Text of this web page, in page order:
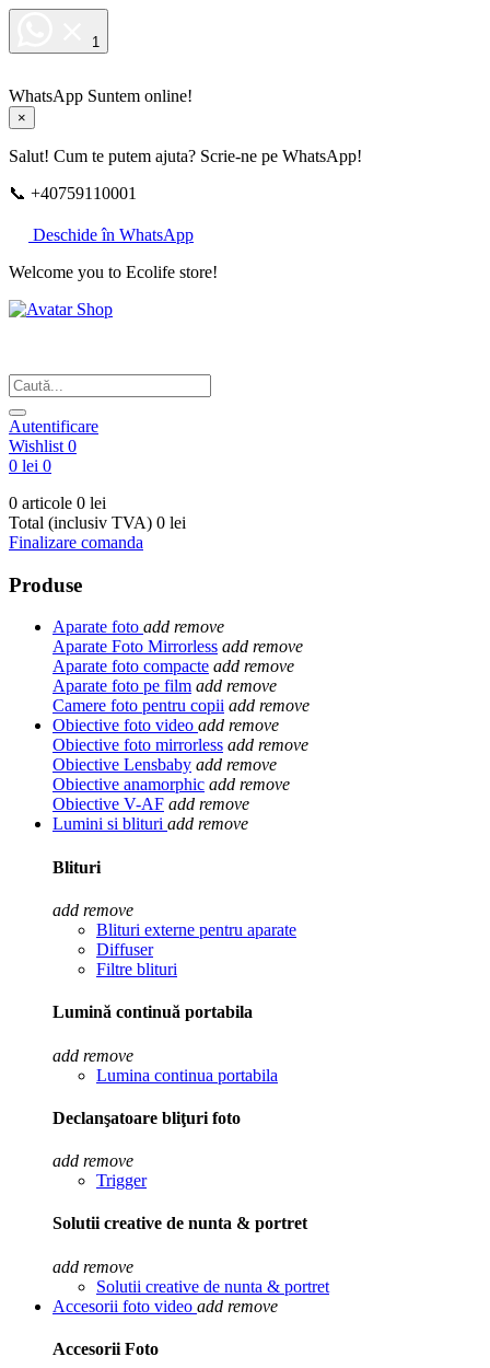
1
WhatsApp Suntem online!
×
Salut! Cum te putem ajuta? Scrie-ne pe WhatsApp!
📞 +40759110001
Deschide în WhatsApp
Welcome you to Ecolife store!
Autentificare
Wishlist 0
0 lei 0
0 articole 0 lei
Total (inclusiv TVA) 0 lei
Finalizare comanda
Produse
Aparate foto add remove
Aparate Foto Mirrorless add remove
Aparate foto compacte add remove
Aparate foto pe film add remove
Camere foto pentru copii add remove
Obiective foto video add remove
Obiective foto mirrorless add remove
Obiective Lensbaby add remove
Obiective anamorphic add remove
Obiective V-AF add remove
Lumini si blituri add remove
Blituri
add remove
Blituri externe pentru aparate
Diffuser
Filtre blituri
Lumină continuă portabila
add remove
Lumina continua portabila
Declanşatoare bliţuri foto
add remove
Trigger
Solutii creative de nunta & portret
add remove
Solutii creative de nunta & portret
Accesorii foto video add remove
Accesorii Foto